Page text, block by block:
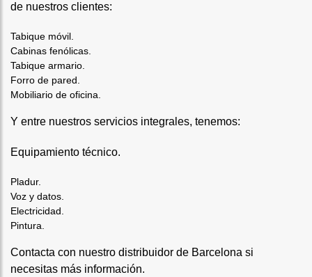
de nuestros clientes:
Tabique móvil.
Cabinas fenólicas.
Tabique armario.
Forro de pared.
Mobiliario de oficina.
Y entre nuestros servicios integrales, tenemos:
Equipamiento técnico.
Pladur.
Voz y datos.
Electricidad.
Pintura.
Contacta con nuestro distribuidor de Barcelona si
necesitas más información.